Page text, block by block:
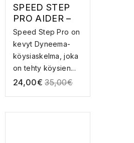
SPEED STEP
PRO AIDER –
KÖYSITIKKAAT
Speed Step Pro on
kevyt Dyneema-
köysiaskelma, joka
on tehty köysien...
24,00€ 35,00€